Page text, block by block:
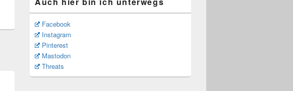
Facebook
Instagram
Pinterest
Mastodon
Threats